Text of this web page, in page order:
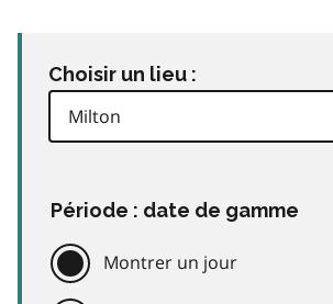
Choisir un lieu :
Période : date de gamme
Montrer un jour